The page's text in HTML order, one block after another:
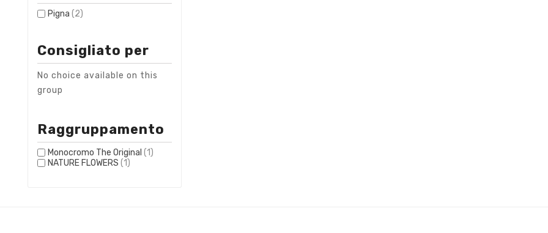
Pigna (2)
Consigliato per
No choice available on this
group
Raggruppamento
Monocromo The Original (1)
NATURE FLOWERS (1)